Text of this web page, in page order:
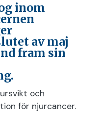
inom
av maj
fram sin
och
för njurcancer.